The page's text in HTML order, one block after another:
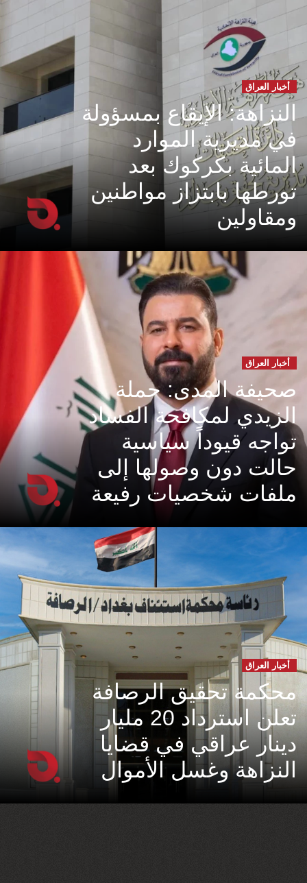
أخبار العراق
النزاهة: الإيقاع بمسؤولة
في مديرية الموارد
المائية بكركوك بعد
تورطها بابتزاز مواطنين
ومقاولين
أخبار العراق
صحيفة المدى: حملة
الزيدي لمكافحة الفساد
تواجه قيوداً سياسية
حالت دون وصولها إلى
ملفات شخصيات رفيعة
أخبار العراق
محكمة تحقيق الرصافة
تعلن استرداد 20 مليار
دينار عراقي في قضايا
النزاهة وغسل الأموال